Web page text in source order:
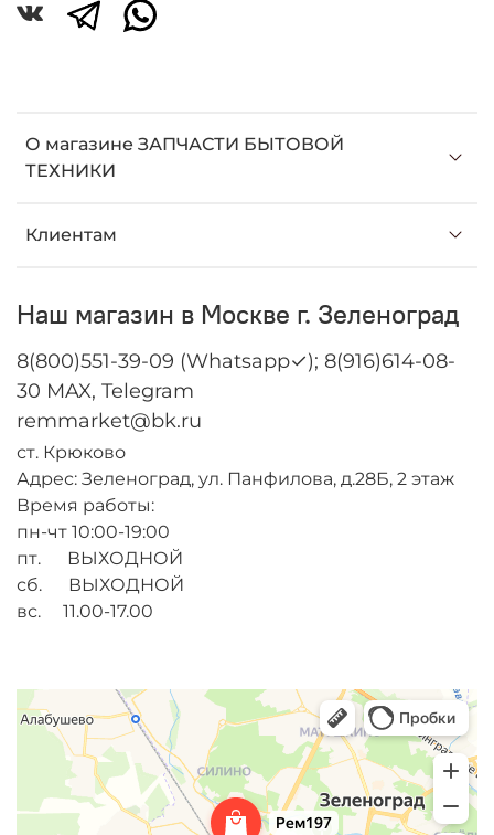
О магазине ЗАПЧАСТИ БЫТОВОЙ
ТЕХНИКИ
Клиентам
Наш магазин в Москве г. Зеленоград
8(800)551-39-09 (Whatsapp✓); 8(916)614-08-
30 MAX, Telegram
remmarket@bk.ru
ст. Крюково
Адрес: Зеленоград, ул. Панфилова, д.28Б, 2 этаж
Время работы:
пн-чт 10:00-19:00
пт. ВЫХОДНОЙ
сб. ВЫХОДНОЙ
вс. 11.00-17.00